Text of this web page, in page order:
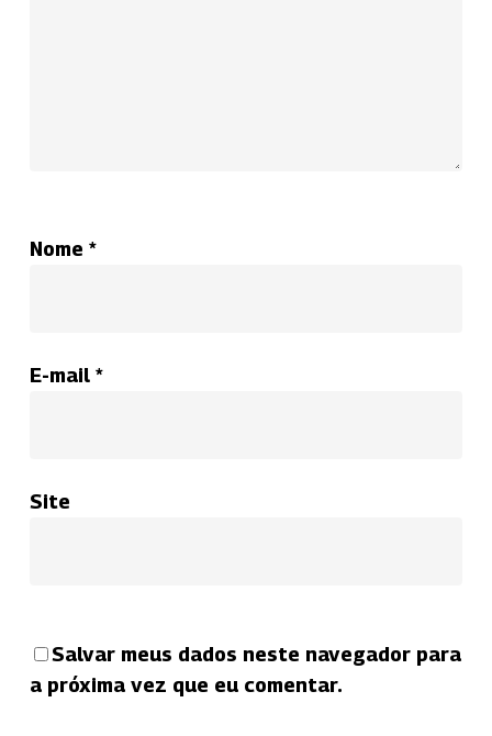
Nome *
E-mail *
Site
Salvar meus dados neste navegador para
a próxima vez que eu comentar.